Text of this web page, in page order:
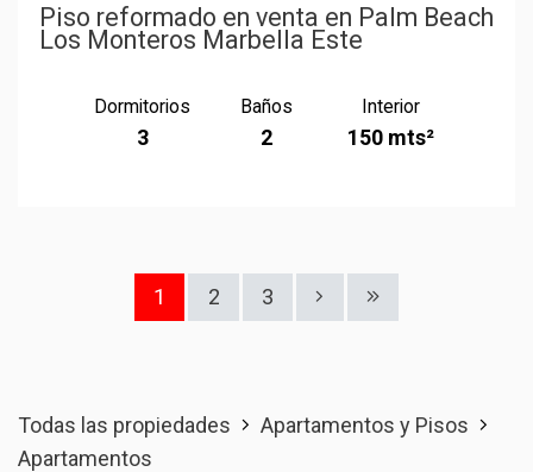
Piso reformado en venta en Palm Beach
Los Monteros Marbella Este
Dormitorios
3
Baños
2
Interior
150 mts²
1 2 3
Todas las propiedades
Apartamentos y Pisos
Apartamentos